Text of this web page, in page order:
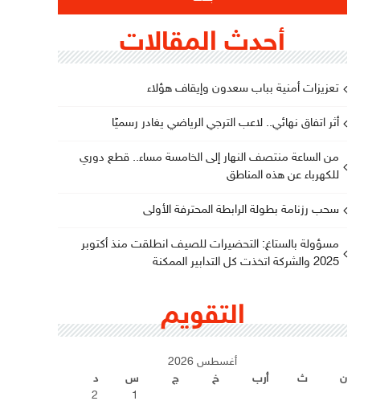
أحدث المقالات
تعزيزات أمنية بباب سعدون وإيقاف هؤلاء
أثر اتفاق نهائي.. لاعب الترجي الرياضي يغادر رسميًا
من الساعة منتصف النهار إلى الخامسة مساء.. قطع دوري
للكهرباء عن هذه المناطق
سحب رزنامة بطولة الرابطة المحترفة الأولى
مسؤولة بالستاغ: التحضيرات للصيف انطلقت منذ أكتوبر
2025 والشركة اتخذت كل التدابير الممكنة
التقويم
أغسطس 2026
ن
ث أرب خ ج س
د
1
2